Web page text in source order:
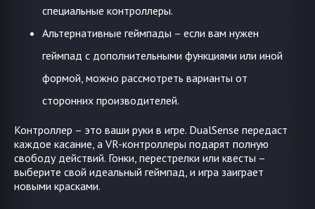
специальные контроллеры.
Альтернативные геймпады – если вам нужен
геймпад с дополнительными функциями или иной
формой, можно рассмотреть варианты от
сторонних производителей.
Контроллер – это ваши руки в игре. DualSense передаст
каждое касание, а VR-контроллеры подарят полную
свободу действий. Гонки, перестрелки или квесты –
выберите свой идеальный геймпад, и игра заиграет
новыми красками.